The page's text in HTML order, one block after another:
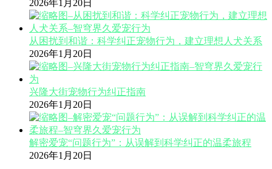
2026年1月20日
从困扰到和谐：科学纠正宠物行为，建立理想人犬关系
2026年1月20日
兴隆大街宠物行为纠正指南
2026年1月20日
解密爱宠“问题行为”：从误解到科学纠正的温柔旅程
2026年1月20日